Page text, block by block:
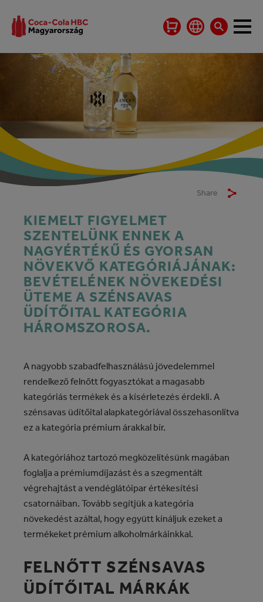
FELNŐTT SZÉNSAVAS ÜDÍTŐITALOK
Share
KIEMELT FIGYELMET
SZENTELÜNK ENNEK A
NAGYÉRTÉKŰ ÉS GYORSAN
NÖVEKVŐ KATEGÓRIÁJÁNAK:
BEVÉTELÉNEK NÖVEKEDÉSI
ÜTEME A SZÉNSAVAS
ÜDÍTŐITAL KATEGÓRIA
HÁROMSZOROSA.
A nagyobb szabadfelhasználású jövedelemmel
rendelkező felnőtt fogyasztókat a magasabb
kategóriás termékek és a kísérletezés érdekli. A
szénsavas üdítőital alapkategóriával összehasonlítva
ez a kategória prémium árakkal bír.
A kategóriához tartozó megközelítésünk magában
foglalja a prémiumdíjazást és a szegmentált
végrehajtást a vendéglátóipar értékesítési
csatornáiban. Tovább segítjük a kategória
növekedést azáltal, hogy együtt kínáljuk ezeket a
termékeket prémium alkoholmárkáinkkal.
FELNŐTT SZÉNSAVAS
ÜDÍTŐITAL MÁRKÁK